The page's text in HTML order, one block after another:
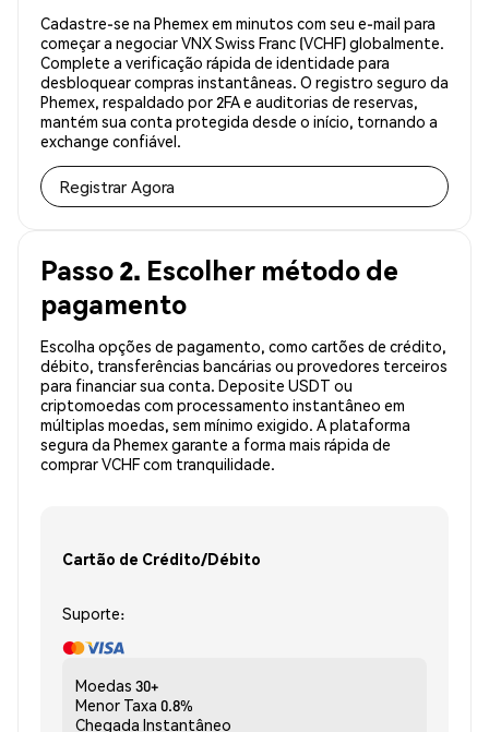
Cadastre-se na Phemex em minutos com seu e-mail para
começar a negociar VNX Swiss Franc (VCHF) globalmente.
Complete a verificação rápida de identidade para
desbloquear compras instantâneas. O registro seguro da
Phemex, respaldado por 2FA e auditorias de reservas,
mantém sua conta protegida desde o início, tornando a
exchange confiável.
Registrar Agora
Passo 2. Escolher método de
pagamento
Escolha opções de pagamento, como cartões de crédito,
débito, transferências bancárias ou provedores terceiros
para financiar sua conta. Deposite USDT ou
criptomoedas com processamento instantâneo em
múltiplas moedas, sem mínimo exigido. A plataforma
segura da Phemex garante a forma mais rápida de
comprar VCHF com tranquilidade.
Cartão de Crédito/Débito
Suporte:
Moedas 30+
Menor Taxa 0.8%
Chegada Instantâneo